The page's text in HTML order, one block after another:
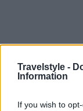
Travelstyle -
Information
If you wish to